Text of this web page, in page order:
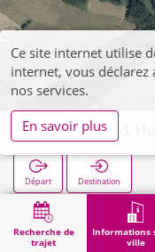
Recherche de
trajet
Informations
ville
Hürtgenwald,
Départ Destination
Démarrage Informations sur la ville
Ce site internet utilise
internet, vous
nos services.
En savoir plus